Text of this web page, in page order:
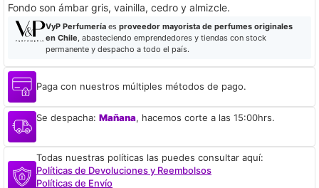
Fondo son ámbar gris, vainilla, cedro y almizcle.
VyP Perfumeríaes proveedor mayorista de perfumes originales
en Chile, abasteciendo emprendedores y tiendas con stock
permanente y despacho a todo el país.
Paga con nuestros múltiples métodos de pago.
Se despacha: Mañana, hacemos corte a las 15:00hrs.
Todas nuestras políticas las puedes consultar aquí:
Políticas de Devoluciones y Reembolsos
Políticas de Envío